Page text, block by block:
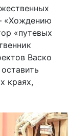
«Хождению
«путевых
Васко
краях,